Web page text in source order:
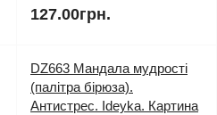
127.00грн.
DZ663 Мандала мудрості
(палітра бірюза).
Антистрес. Ideyka. Картина